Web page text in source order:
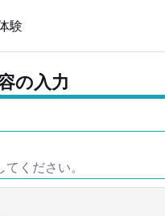
験
の入力